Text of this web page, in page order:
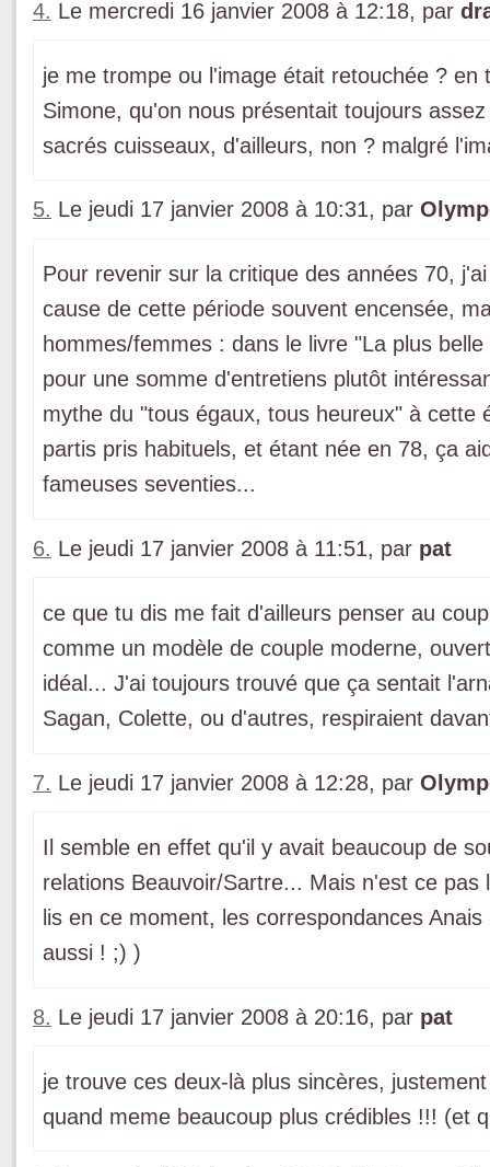
4. Le mercredi 16 janvier 2008 à 12:18, par
je me trompe ou l'image était retouchée ?
Simone, qu'on nous présentait toujours
sacrés cuisseaux, d'ailleurs, non ? malgré
5. Le jeudi 17 janvier 2008 à 10:31, par
Pour revenir sur la critique des années 70,
cause de cette période souvent encensée,
hommes/femmes : dans le livre "La plus
pour une somme d'entretiens plutôt
mythe du "tous égaux, tous heureux" à cette
partis pris habituels, et étant née en 78, ça
fameuses seventies...
6. Le jeudi 17 janvier 2008 à 11:51, par pat
ce que tu dis me fait d'ailleurs penser au
comme un modèle de couple moderne,
idéal... J'ai toujours trouvé que ça sentait
Sagan, Colette, ou d'autres, respiraient
7. Le jeudi 17 janvier 2008 à 12:28, par
Il semble en effet qu'il y avait beaucoup de
relations Beauvoir/Sartre... Mais n'est ce
lis en ce moment, les correspondances
aussi ! ;) )
8. Le jeudi 17 janvier 2008 à 20:16, par pat
je trouve ces deux-là plus sincères,
quand meme beaucoup plus crédibles !!! (et